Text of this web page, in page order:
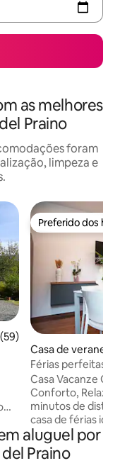
as melhores
Praino
foram
limpeza e
uma avaliação média
a
Preferido dos
Preferido dos
Casa de veraneio
Férias perfeitas
Casa Vacanze
Conforto,
minutos de distância
casa de férias
Rossano! Uma
acolhedora de
famílias ou
aluguel por
Praino